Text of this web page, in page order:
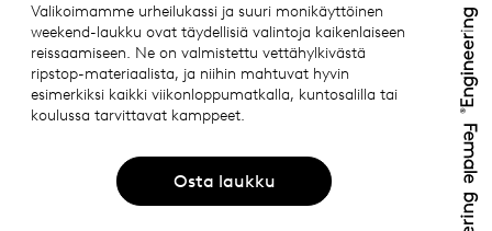
Valikoimamme urheilukassi ja suuri monikäyttöinen
weekend-laukku ovat täydellisiä valintoja kaikenlaiseen
reissaamiseen. Ne on valmistettu vettähylkivästä
ripstop-materiaalista, ja niihin mahtuvat hyvin
esimerkiksi kaikki viikonloppumatkalla, kuntosalilla tai
koulussa tarvittavat kamppeet.
Osta laukku